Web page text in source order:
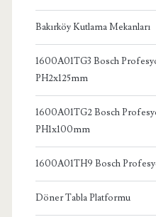
Bakırköy Kutlama Mekanları
1600A01TG3 Bosch
PH2x125mm
1600A01TG2 Bosch
PH1x100mm
1600A01TH9 Bosch
Döner Tabla Platformu